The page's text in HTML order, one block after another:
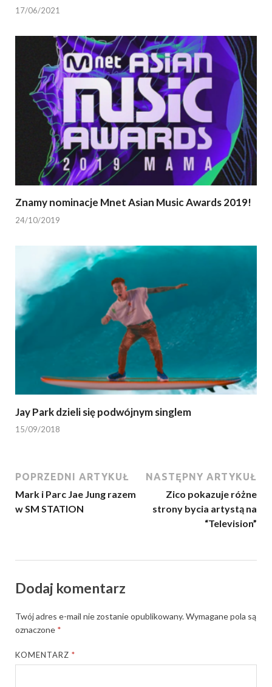
17/06/2021
Znamy nominacje Mnet Asian Music Awards 2019!
24/10/2019
Jay Park dzieli się podwójnym singlem
15/09/2018
POPRZEDNI ARTYKUŁ
Mark i Parc Jae Jung razem
w SM STATION
NASTĘPNY ARTYKUŁ
Zico pokazuje różne
strony bycia artystą na
“Television”
Dodaj komentarz
Twój adres e-mail nie zostanie opublikowany.Wymagane pola są
oznaczone *
KOMENTARZ*